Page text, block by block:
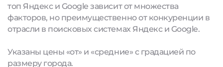
топ Яндекс и Google зависит от множества
факторов, но преимущественно от конкуренции в
отрасли в поисковых системах Яндекс и Google.
Указаны цены «от» и «средние» с градацией по
размеру города.